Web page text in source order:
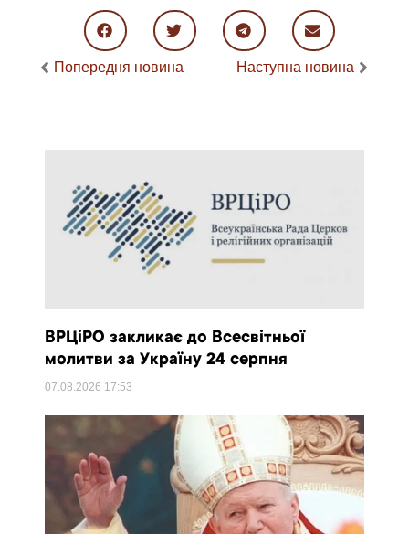
Попередня новина Наступна новина
ВРЦіРО закликає до Всесвітньої
молитви за Україну 24 серпня
07.08.2026 17:53